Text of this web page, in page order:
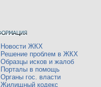
Новости ЖКХ
Решение проблем в ЖКХ
Образцы исков и жалоб
Порталы в помощь
Органы гос. власти
Жилищный кодекс